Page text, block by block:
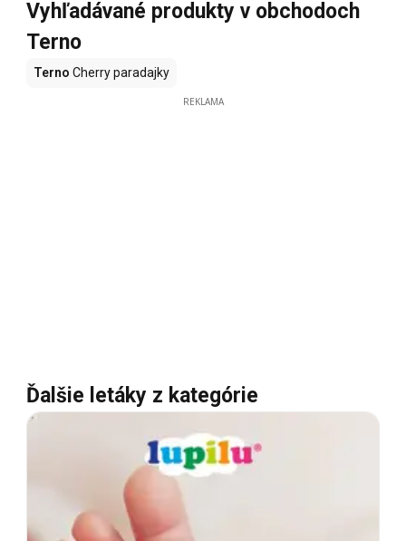
Vyhľadávané produkty v obchodoch
Terno
Terno Cherry paradajky
REKLAMA
Ďalšie letáky z kategórie